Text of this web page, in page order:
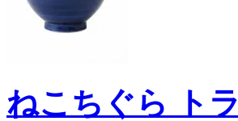
ねこちぐら ト